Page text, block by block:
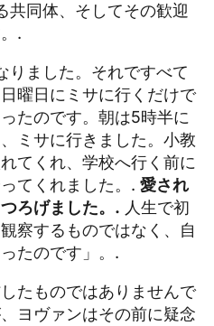
共同体、そしてその歓迎
.
りました。それですべて
曜日にミサに行くだけで
たのです。朝は5時半に
ミサに行きました。小教
てくれ、学校へ行く前に
てくれました。. 愛され
ろげました。. 人生で初
察するものではなく、自
たのです」。.
たものではありませんで
ヨヴァンはその前に疑念